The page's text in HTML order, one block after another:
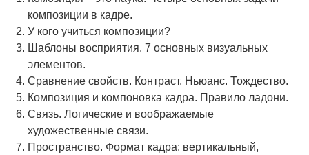
композиции в кадре.
У кого учиться композиции?
Шаблоны восприятия. 7 основных визуальных
элементов.
Сравнение свойств. Контраст. Ньюанс. Тождество.
Композиция и компоновка кадра. Правило ладони.
Связь. Логические и воображаемые
художественные связи.
Пространство. Формат кадра: вертикальный,